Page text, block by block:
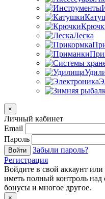
Леска
×
Личный кабинет
Email
Пароль
Войти
Забыли пароль?
Регистрация
Войдите в свой аккаунт
иметь полный контроль над
бонусы и многое другое.